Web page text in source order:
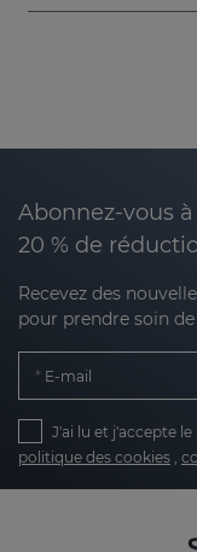
Abonnez-vous
20 % de
Recevez des
pour prendre soin
E-mail
J'ai lu et j'accepte le
politique des cookies ,